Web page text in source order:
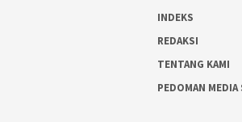
INDEKS
REDAKSI
TENTANG KAMI
PEDOMAN MEDIA